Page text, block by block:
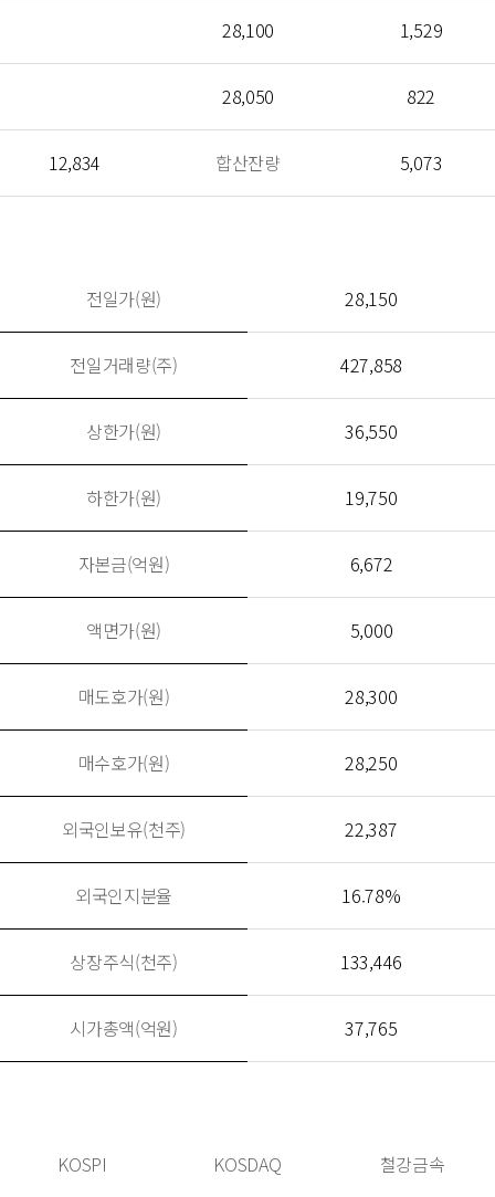
12,834 합산잔량 5,073
28,100 1,529
28,050 822
전일가(원) 28,150
전일거래량(주) 427,858
상한가(원) 36,550
하한가(원) 19,750
자본금(억원) 6,672
액면가(원) 5,000
매도호가(원) 28,300
매수호가(원) 28,250
외국인보유(천주) 22,387
외국인지분율 16.78%
상장주식(천주) 133,446
시가총액(억원) 37,765
KOSPI KOSDAQ 철강금속